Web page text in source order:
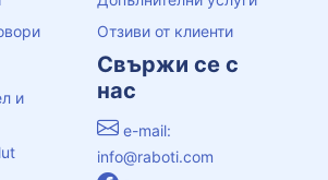
Отзиви от клиенти
и
Свържи се с
нас
e-mail:
info@raboti.com